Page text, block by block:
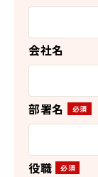
会社名
部署名
役職